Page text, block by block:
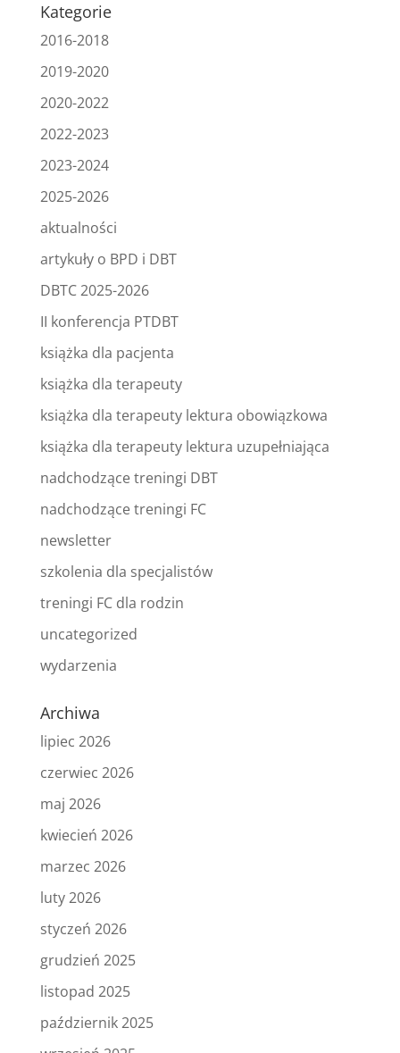
Kategorie
2016-2018
2019-2020
2020-2022
2022-2023
2023-2024
2025-2026
aktualności
artykuły o BPD i DBT
DBTC 2025-2026
II konferencja PTDBT
książka dla pacjenta
książka dla terapeuty
książka dla terapeuty lektura obowiązkowa
książka dla terapeuty lektura uzupełniająca
nadchodzące treningi DBT
nadchodzące treningi FC
newsletter
szkolenia dla specjalistów
treningi FC dla rodzin
uncategorized
wydarzenia
Archiwa
lipiec 2026
czerwiec 2026
maj 2026
kwiecień 2026
marzec 2026
luty 2026
styczeń 2026
grudzień 2025
listopad 2025
październik 2025